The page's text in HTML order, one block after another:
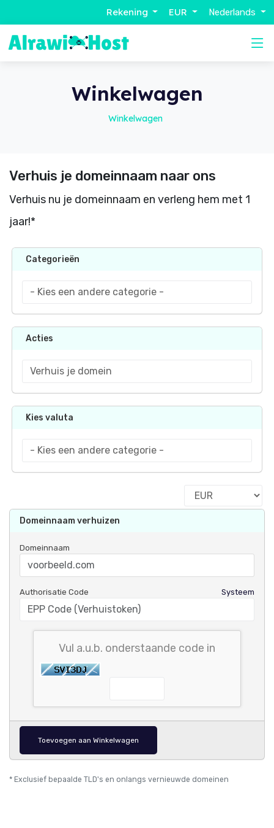
Rekening EUR Nederlands
Winkelwagen
Winkelwagen
Verhuis je domeinnaam naar ons
Verhuis nu je domeinnaam en verleng hem met 1
jaar!*
Categorieën
Acties
Kies valuta
Domeinnaam verhuizen
Domeinnaam
Authorisatie Code Systeem
Vul a.u.b. onderstaande code in
Toevoegen aan Winkelwagen
* Exclusief bepaalde TLD's en onlangs vernieuwde domeinen